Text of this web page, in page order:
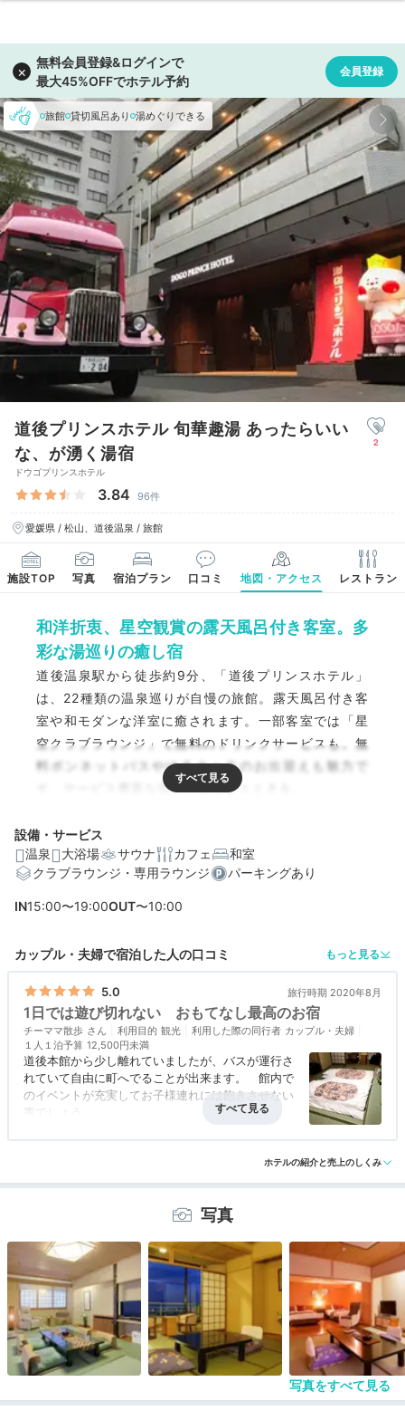
旅館 貸切風呂あり 湯めぐりできる
道後プリンスホテル 旬華趣湯 あったらいい
な、が湧く湯宿
ドウゴプリンスホテル
3.84 96件
愛媛県 / 松山、道後温泉 / 旅館
2
施設TOP 写真 宿泊プラン 口コミ 地図・アクセス レストラン
和洋折衷、星空観賞の露天風呂付き客室。多
彩な湯巡りの癒し宿
道後温泉駅から徒歩約9分、「道後プリンスホテル」
は、22種類の温泉巡りが自慢の旅館。露天風呂付き客
室や和モダンな洋室に癒されます。一部客室では「星
空クラブラウンジ」で無料のドリンクサービスも。無
料ボンネットバスやゆるキャラのお出迎えも魅力で
す。サービス豊富な宿で特別なひとときを。
設備・サービス
温泉
大浴場 サウナ カフェ
和室
クラブラウンジ・専用ラウンジ
パーキングあり
IN15:00〜19:00OUT〜10:00
カップル・夫婦で宿泊した人の口コミ もっと見る
5.0 旅行時期 2020年8月
1日では遊び切れない おもてなし最高のお宿
チーママ散歩 利用目的 観光 利用した際の同行者 カップル・夫婦
１人１泊予算 12,500円未満
道後本館から少し離れていましたが、バスが運行さ
れていて自由に町へでることが出来ます。 館内で
のイベントが充実してお子様連れには飽きさせない
事でしょう。
散策できるので楽しいですよ。ラウンジではドリン
ク・ポップコーンなど無料提供。
ウトギリギリまで ホテルの中
アクセス 5.0 コスパ 5.0 客室 5.0 接客対応 5.0 風呂 5.0
ホテルの紹介と売上のしくみ
写真
写真をすべて見る